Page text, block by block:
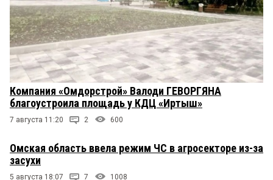
Компания «Омдорстрой» Валоди ГЕВОРГЯНА
благоустроила площадь у КДЦ «Иртыш»
7 августа 11:20 2 600
Омская область ввела режим ЧС в агросекторе из-за
засухи
5 августа 18:07 7 1008